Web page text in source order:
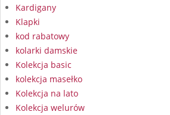
Kardigany
Klapki
kod rabatowy
kolarki damskie
Kolekcja basic
kolekcja masełko
Kolekcja na lato
Kolekcja welurów